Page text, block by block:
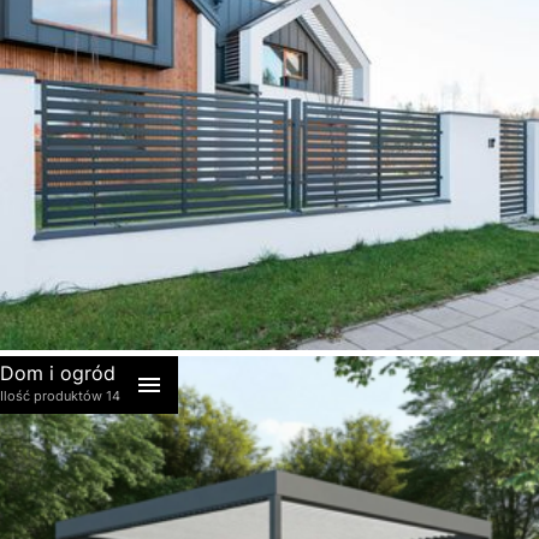
akcesoria
Dom i ogród
Ilość produktów 14